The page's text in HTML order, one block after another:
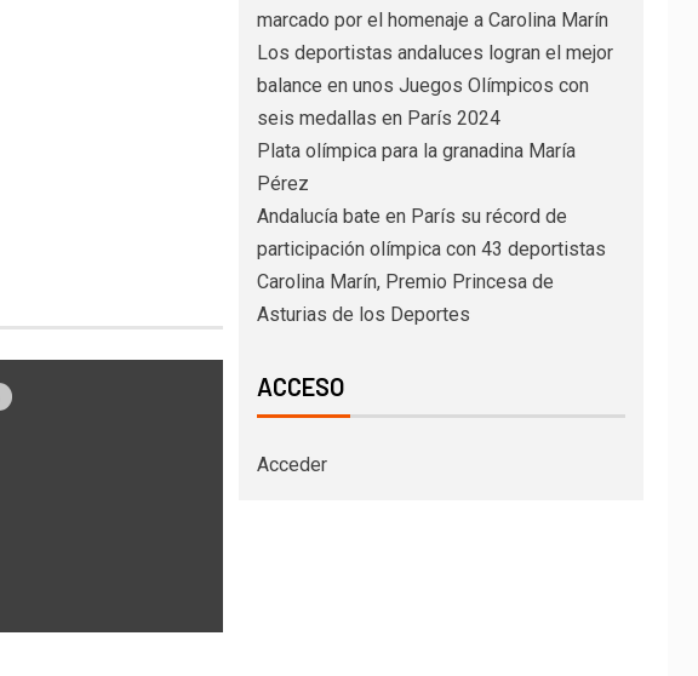
marcado por el homenaje a Carolina Marín
Los deportistas andaluces logran el mejor
balance en unos Juegos Olímpicos con
seis medallas en París 2024
Plata olímpica para la granadina María
Pérez
Andalucía bate en París su récord de
participación olímpica con 43 deportistas
Carolina Marín, Premio Princesa de
Asturias de los Deportes
ACCESO
Acceder